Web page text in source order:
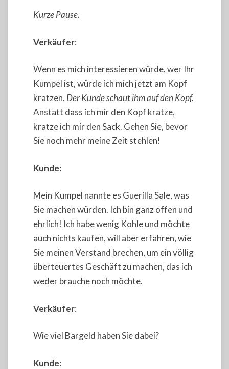
Kurze Pause.
Verkäufer:
Wenn es mich interessieren würde, wer Ihr
Kumpel ist, würde ich mich jetzt am Kopf
kratzen. Der Kunde schaut ihm auf den Kopf.
Anstatt dass ich mir den Kopf kratze,
kratze ich mir den Sack. Gehen Sie, bevor
Sie noch mehr meine Zeit stehlen!
Kunde:
Mein Kumpel nannte es Guerilla Sale, was
Sie machen würden. Ich bin ganz offen und
ehrlich! Ich habe wenig Kohle und möchte
auch nichts kaufen, will aber erfahren, wie
Sie meinen Verstand brechen, um ein völlig
überteuertes Geschäft zu machen, das ich
weder brauche noch möchte.
Verkäufer:
Wie viel Bargeld haben Sie dabei?
Kunde: